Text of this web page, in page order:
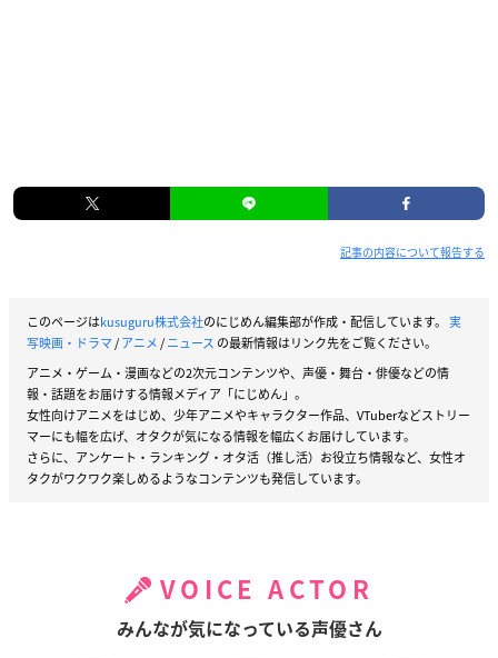
記事の内容について報告する
このページはkusuguru株式会社のにじめん編集部が作成・配信しています。 実
写映画・ドラマ/アニメ/ニュース の最新情報はリンク先をご覧ください。
アニメ・ゲーム・漫画などの2次元コンテンツや、声優・舞台・俳優などの情
報・話題をお届けする情報メディア「にじめん」。
女性向けアニメをはじめ、少年アニメやキャラクター作品、VTuberなどストリー
マーにも幅を広げ、オタクが気になる情報を幅広くお届けしています。
さらに、アンケート・ランキング・オタ活（推し活）お役立ち情報など、女性オ
タクがワクワク楽しめるようなコンテンツも発信しています。
VOICE ACTOR
みんなが気になっている声優さん